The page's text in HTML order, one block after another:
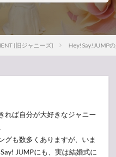
(旧ジャニーズ) Hey!Say!JUMP
れば自分が大好きなジャニー
グも数多くありますが、いま
JUMPにも、実は結婚式に